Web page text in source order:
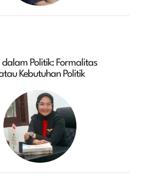
dalam Politik: Formalitas
Kebutuhan Politik